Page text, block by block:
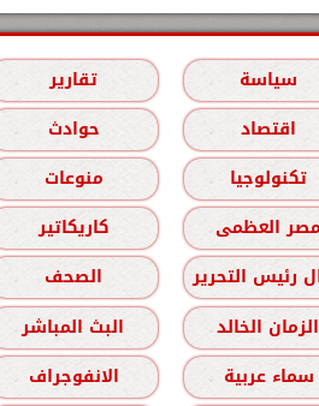
سياسة
تقارير
اقتصاد
حوادث
تكنولوجيا
منوعات
مصر العظمى
كاريكاتير
رئيس التحرير
الصحف
الزمان الخالد
البث المباشر
سماء عربية الانفوجراف